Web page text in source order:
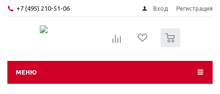
+7 (495) 210-51-06 Вход Регистрация
МЕНЮ